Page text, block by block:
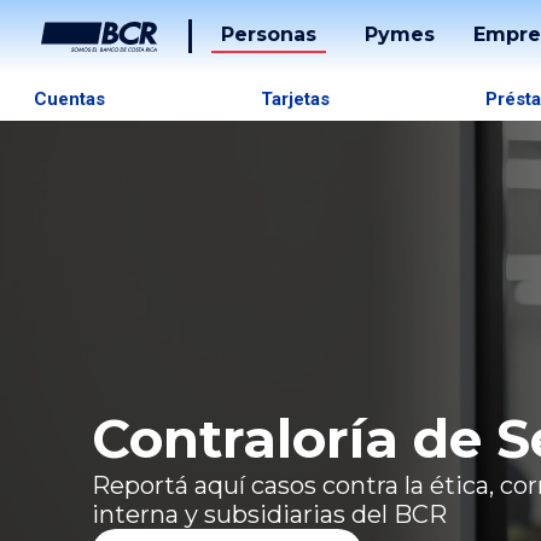
Personas
Cuentas Tarjetas
Pymes
Banca
Contraloría de
Reportá aquí casos contra la ética,
interna y subsidiarias del BCR